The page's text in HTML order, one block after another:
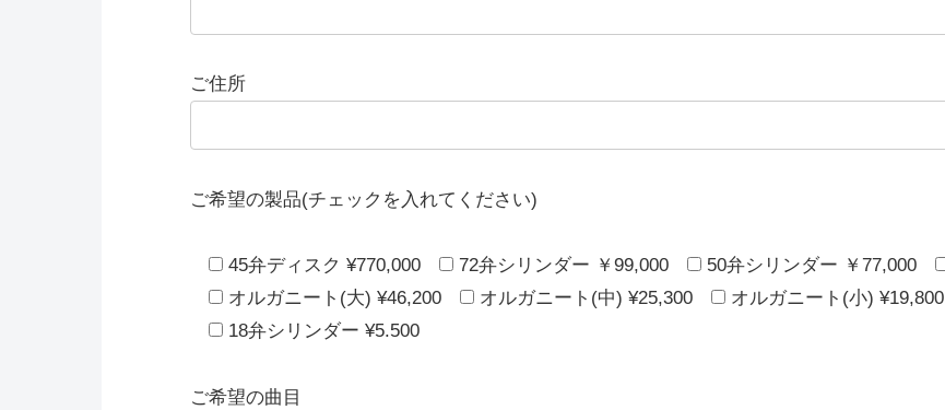
ご住所
ご希望の製品(チェックを入れてください)
45弁ディスク ¥770,000 72弁シリンダー ￥99,000 50弁シリンダー ￥77,000
オルガニート(大) ¥46,200
オルガニート(中) ¥25,300 オルガニート(小) ¥19,800
18弁シリンダー ¥5.500
ご希望の曲目